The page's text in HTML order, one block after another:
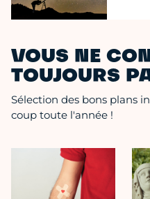
VOUS NE
TOUJOURS
Sélection des bons plans
coup toute l'année !